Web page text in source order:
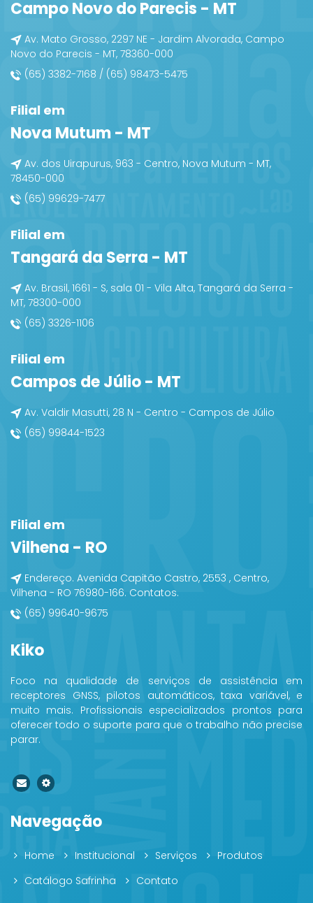
Campo Novo do Parecis - MT
Av. Mato Grosso, 2297 NE - Jardim Alvorada, Campo
Novo do Parecis - MT, 78360-000
(65) 3382-7168 / (65) 98473-5475
Filial em
Nova Mutum - MT
Av. dos Uirapurus, 963 - Centro, Nova Mutum - MT,
78450-000
(65) 99629-7477
Filial em
Tangará da Serra - MT
Av. Brasil, 1661 - S, sala 01 - Vila Alta, Tangará da Serra -
MT, 78300-000
(65) 3326-1106
Filial em
Campos de Júlio - MT
Av. Valdir Masutti, 28 N - Centro - Campos de Júlio
(65) 99844-1523
Filial em
Vilhena - RO
Endereço. Avenida Capitão Castro, 2553 , Centro,
Vilhena - RO 76980-166. Contatos.
(65) 99640-9675
Kiko
Foco na qualidade de serviços de assistência em
receptores GNSS, pilotos automáticos, taxa variável, e
muito mais. Profissionais especializados prontos para
oferecer todo o suporte para que o trabalho não precise
parar.
Navegação
Home Institucional Serviços
Produtos
Catálogo Safrinha
Contato